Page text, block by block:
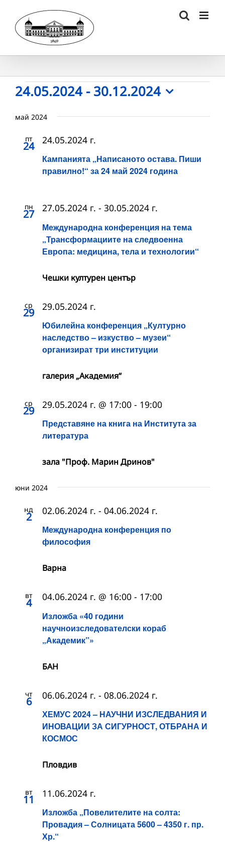
content
Събития
24.05.2024 - 30.12.2024
date.
май 2024
пт
24
Кампанията „Написаното остава. Пиши
правилно!“ за 24 май 2024 година
24.05.2024 г.
пн
27
Международна конференция на тема
„Трансформациите на следвоенна
Европа: медицина, тела и технологии“
27.05.2024 г. - 30.05.2024 г.
Чешки културен център
ср
29
Юбилейна конференция „Културно
наследство – изкуство – музеи“
организират три институции
29.05.2024 г.
галерия „Академия“
ср
29
Представяне на книга на Института за
литература
29.05.2024 г. @ 17:00 - 19:00
зала "Проф. Марин Дринов"
юни 2024
нд
2
Международна конференция по
философия
02.06.2024 г. - 04.06.2024 г.
Варна
вт
4
Изложба «40 години
научноизследователски кораб
„Академик”»
04.06.2024 г. @ 16:00 - 17:00
БАН
чт
6
ХЕМУС 2024 – НАУЧНИ ИЗСЛЕДВАНИЯ И
ИНОВАЦИИ ЗА СИГУРНОСТ, ОТБРАНА И
КОСМОС
06.06.2024 г. - 08.06.2024 г.
Пловдив
вт
11
Изложба „Повелителите на солта:
Провадия – Солницата 5600 – 4350 г. пр.
Хр.“
11.06.2024 г.